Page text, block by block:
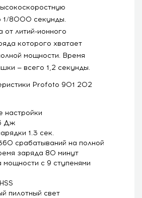
1/8000 секунды.
литий-ионного
которого хватает
мощности. Время
— всего 1,2 секунды.
Profoto 901 202
настройки
Дж
1.3 сек.
срабатываний на полной
заряда 80 минут
мощности с 9 ступенями
пилотный свет